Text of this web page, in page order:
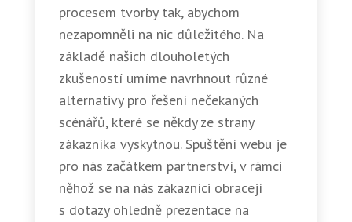
procesem tvorby tak, abychom
nezapomněli na nic důležitého. Na
základě našich dlouholetých
zkušeností umíme navrhnout různé
alternativy pro řešení nečekaných
scénářů, které se někdy ze strany
zákazníka vyskytnou. Spuštění webu je
pro nás začátkem partnerství, v rámci
něhož se na nás zákazníci obracejí
s dotazy ohledně prezentace na